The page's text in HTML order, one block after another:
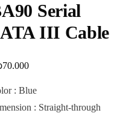
Serial
III Cable
70.000
: Blue
: Straight-through